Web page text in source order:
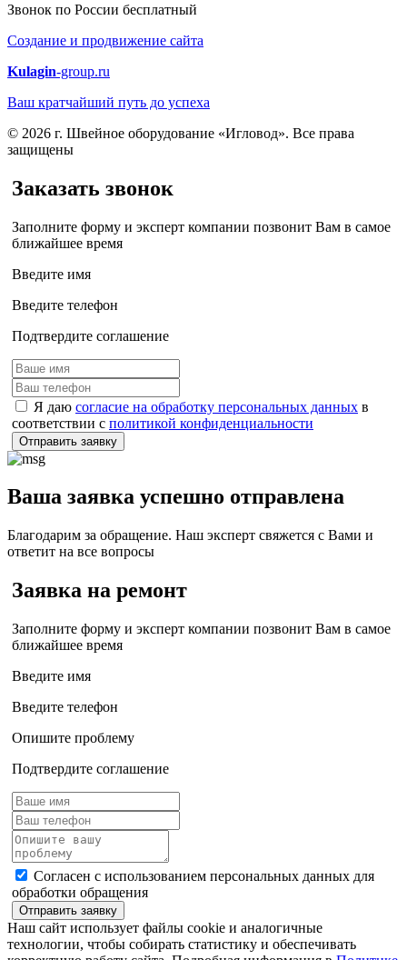
Звонок по России бесплатный
Создание и продвижение сайта
Kulagin-group.ru
Ваш кратчайший путь до успеха
© 2026 г. Швейное оборудование «Игловод». Все права
защищены
Заказать звонок
Заполните форму и эксперт компании позвонит Вам в самое
ближайшее время
Введите имя
Введите телефон
Подтвердите соглашение
Я даю согласие на обработку персональных данных в
соответствии с политикой конфиденциальности
Отправить заявку
Ваша заявка успешно отправлена
Благодарим за обращение. Наш эксперт свяжется с Вами и
ответит на все вопросы
Заявка на ремонт
Заполните форму и эксперт компании позвонит Вам в самое
ближайшее время
Введите имя
Введите телефон
Опишите проблему
Подтвердите соглашение
Согласен с использованием персональных данных для
обработки обращения
Отправить заявку
Наш сайт использует файлы cookie и аналогичные
технологии, чтобы собирать статистику и обеспечивать